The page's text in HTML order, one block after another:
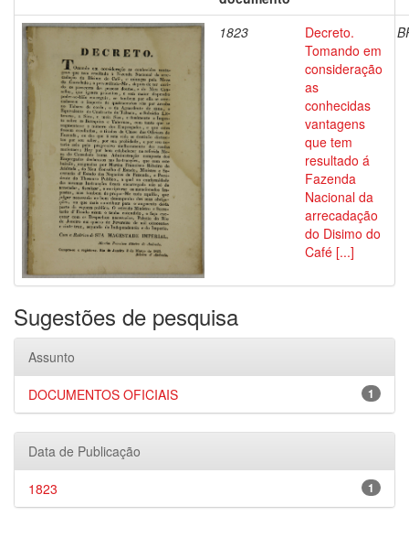
1823
Decreto.
Tomando em
consideração
as
conhecidas
vantagens
que tem
resultado á
Fazenda
Nacional da
arrecadação
do Disimo do
Café [...]
Sugestões de pesquisa
Assunto
1
DOCUMENTOS OFICIAIS
Data de Publicação
1
1823